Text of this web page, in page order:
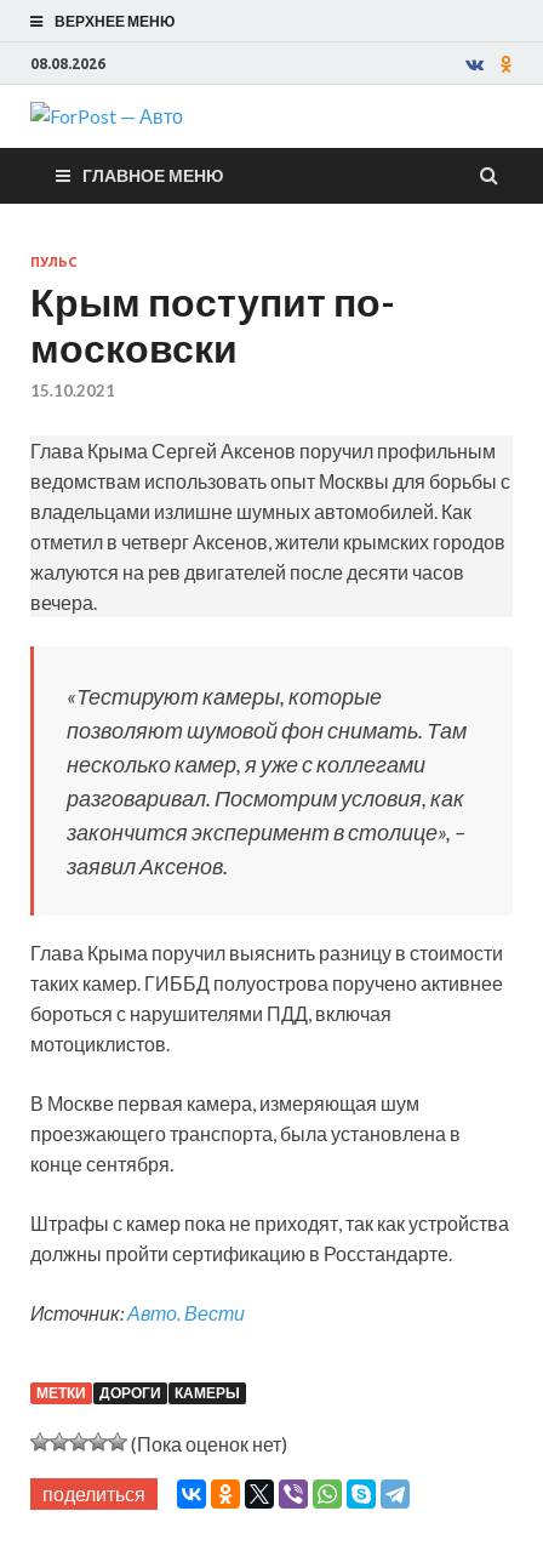
ВЕРХНЕЕ МЕНЮ
08.08.2026
ForPost —
Авто
ГЛАВНОЕ МЕНЮ
ПУЛЬС
Крым поступит по-
московски
15.10.2021
Глава Крыма Сергей Аксенов поручил профильным
ведомствам использовать опыт Москвы для борьбы с
владельцами излишне шумных автомобилей. Как
отметил в четверг Аксенов, жители крымских городов
жалуются на рев двигателей после десяти часов
вечера.
«Тестируют камеры, которые
позволяют шумовой фон снимать. Там
несколько камер, я уже с коллегами
разговаривал. Посмотрим условия, как
закончится эксперимент в столице», –
заявил Аксенов.
Глава Крыма поручил выяснить разницу в стоимости
таких камер. ГИББД полуострова поручено активнее
бороться с нарушителями ПДД, включая
мотоциклистов.
В Москве первая камера, измеряющая шум
проезжающего транспорта, была установлена в
конце сентября.
Штрафы с камер пока не приходят, так как устройства
должны пройти сертификацию в Росстандарте.
Источник:Авто. Вести
МЕТКИ ДОРОГИ КАМЕРЫ
(Пока оценок нет)
поделиться